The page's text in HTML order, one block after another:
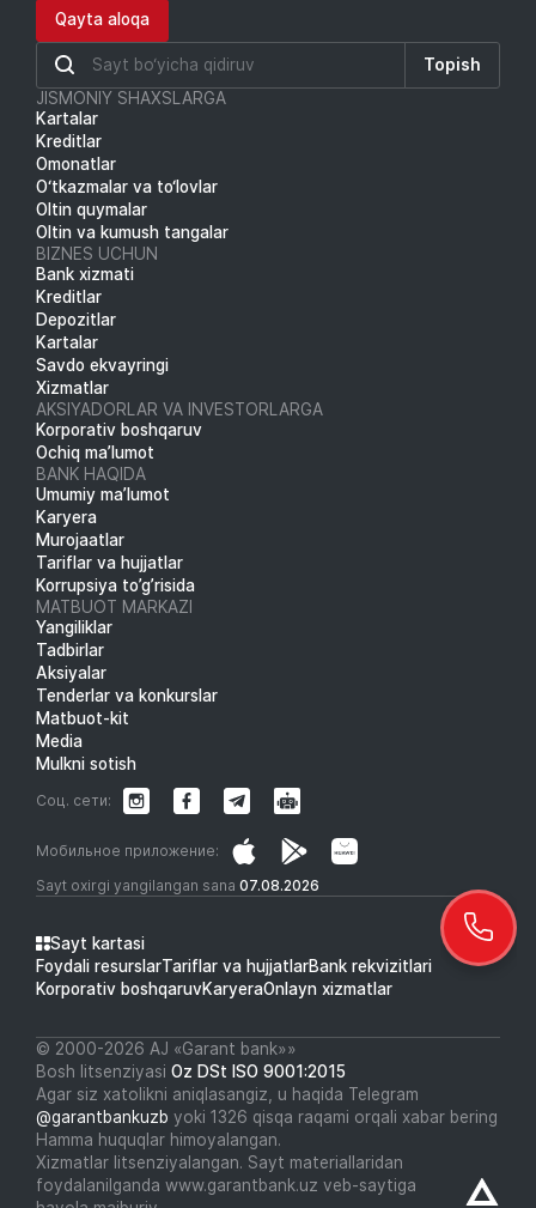
Qayta aloqa
Topish
JISMONIY SHAXSLARGA
Kartalar
Kreditlar
Omonatlar
O‘tkazmalar va to‘lovlar
Oltin quymalar
Oltin va kumush tangalar
BIZNES UCHUN
Bank xizmati
Kreditlar
Depozitlar
Kartalar
Savdo ekvayringi
Xizmatlar
AKSIYADORLAR VA INVESTORLARGA
Korporativ boshqaruv
Ochiq ma’lumot
BANK HAQIDA
Umumiy ma’lumot
Karyera
Murojaatlar
Tariflar va hujjatlar
Korrupsiya to’g’risida
MATBUOT MARKAZI
Yangiliklar
Tadbirlar
Aksiyalar
Tenderlar va konkurslar
Matbuot-kit
Media
Mulkni sotish
Sayt oxirgi yangilangan sana 07.08.2026
Мобильное приложение:
Соц. сети:
Sayt kartasi
Foydali resurslarTariflar va hujjatlarBank rekvizitlari
Korporativ boshqaruvKaryeraOnlayn xizmatlar
© 2000-2026 АJ «Garant bank»»
Bosh litsenziyasi Oz DSt ISO 9001:2015
Agar siz xatolikni aniqlasangiz, u haqida Telegram
@garantbankuzb yoki 1326 qisqa raqami orqali xabar bering
Hamma huquqlar himoyalangan.
Xizmatlar litsenziyalangan. Sayt materiallaridan
foydalanilganda www.garantbank.uz veb-saytiga